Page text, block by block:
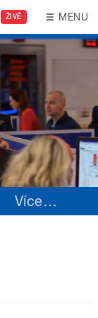
ŽIVĚ MENU
Více…